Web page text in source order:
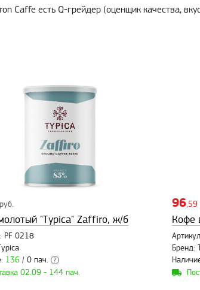
Caffe есть Q-грейдер (оценщик качества,
руб.
"Typica" Zaffiro, ж/б
PF 0218
136 / 0 пач. ?
02.09 - 144 пач.
96,59
Кофе
Бренд: